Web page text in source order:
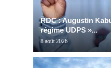
RDC : Augustin
régime UDPS »...
8 août 2026